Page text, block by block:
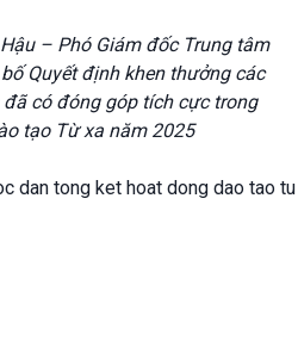
– Phó Giám đốc Trung tâm
Quyết định khen thưởng các
có đóng góp tích cực trong
tạo Từ xa năm 2025